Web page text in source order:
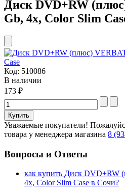
Диск DVD+RW
Gb, 4x, Color Slim
Код: 510086
В наличии
173 ₽
Уважаемые покупатели!
товара у менеджера магазина 8
Вопросы и Ответы
как купить Диск DVD+RW
4x, Color Slim Case в Сочи?